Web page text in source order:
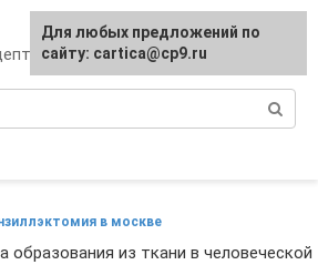
и приготовление
в москве
из ткани в человеческой
Для любых предложений по
сайту: cartica@cp9.ru